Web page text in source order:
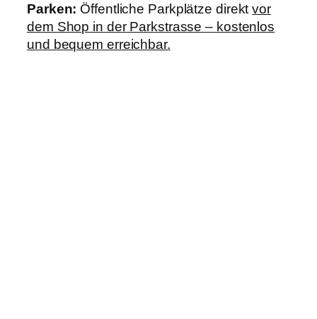
Parken: Öffentliche Parkplätze direktvor
dem Shop in der Parkstrasse – kostenlos
und bequem erreichbar.